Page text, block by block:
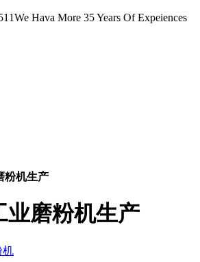
We Hava More 35 Years Of Expeiences
粉机生产
业磨粉机生产